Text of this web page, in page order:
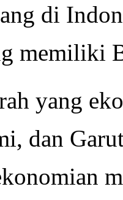
di
memiliki
yang
dan